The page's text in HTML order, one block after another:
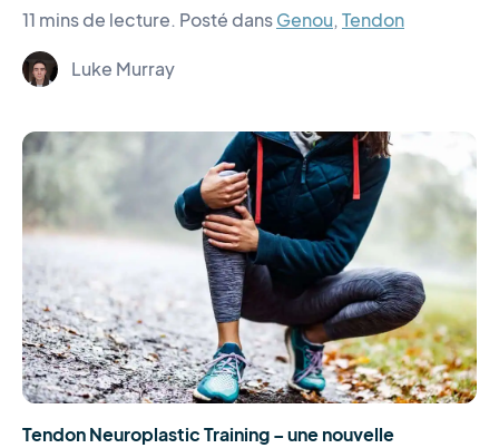
11 mins de lecture. Posté dansGenou, Tendon
Luke Murray
Tendon Neuroplastic Training – une nouvelle